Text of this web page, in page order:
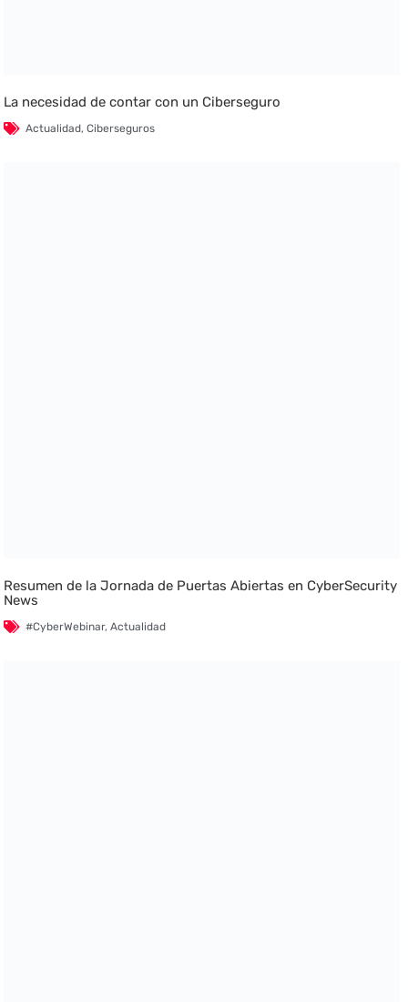
La necesidad de contar con un Ciberseguro
Actualidad,Ciberseguros
Resumen de la Jornada de Puertas Abiertas en CyberSecurity
News
#CyberWebinar,Actualidad